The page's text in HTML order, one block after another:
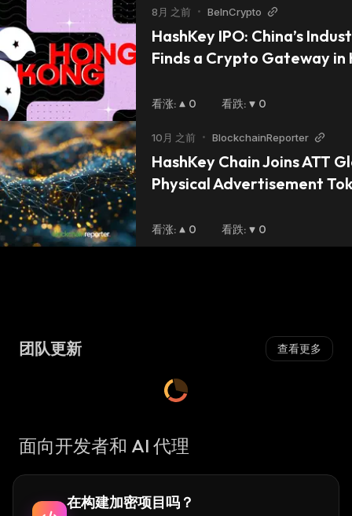
8月 之前 • BeInCrypto
HashKey IPO: China’s
Finds a Crypto Gateway in
看涨: 0 看跌: 0
10月 之前 • BlockchainReporter
HashKey Chain Joins ATT
Physical Advertisement
看涨: 0 看跌: 0
团队更新 查看更多
面向开发者和 AI 代理
在构建加密项目吗？